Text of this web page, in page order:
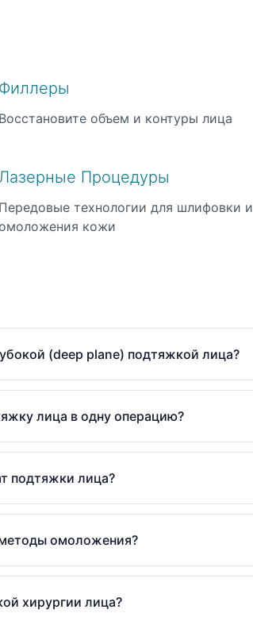
Филлеры
Восстановите объем и контуры лица
Процедуры
Передовые технологии для шлифовки и
кожи
(deep plane) подтяжкой лица?
лица в одну операцию?
подтяжки лица?
омоложения?
хирургии лица?